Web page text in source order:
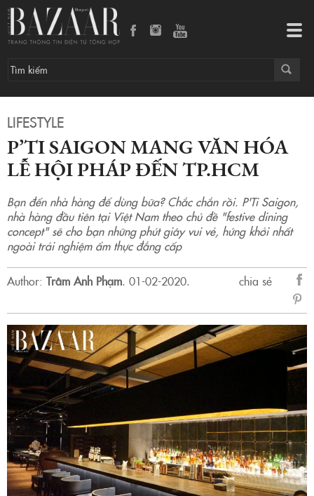
LIFESTYLE
P’TI SAIGON MANG VĂN HÓA
LỄ HỘI PHÁP ĐẾN TP.HCM
Bạn đến nhà hàng để dùng bữa? Chắc chắn rồi. P'Ti Saigon,
nhà hàng đầu tiên tại Việt Nam theo chủ đề "festive dining
concept" sẽ cho bạn những phút giây vui vẻ, hứng khởi nhất
ngoài trải nghiệm ẩm thực đẳng cấp
Author: Trâm Anh Phạm. 01-02-2020.
chia sẻ
sẻ